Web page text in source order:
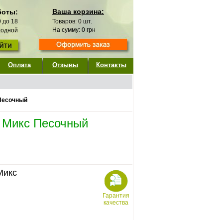
до 18
Ваша корзина:
Товаров: 0 шт.
На сумму: 0 грн
Оплата Отзывы Контакты
Песочный
Гарантия
качества